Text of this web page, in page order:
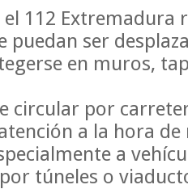
112 Extremadura
puedan ser
en muros,
circular por
a la hora de
a
túneles o